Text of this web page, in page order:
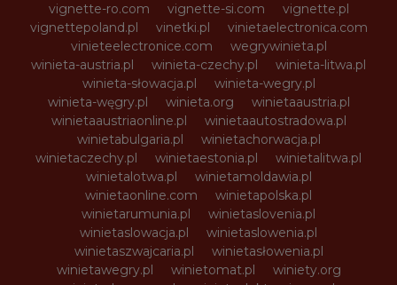
vignette-ro.com
vignette-si.com
vignette.pl
vignettepoland.pl
vinetki.pl
vinietaelectronica.com
vinieteelectronice.com
wegrywinieta.pl
winieta-austria.pl
winieta-czechy.pl
winieta-litwa.pl
winieta-słowacja.pl
winieta-wegry.pl
winieta-węgry.pl
winieta.org
winietaaustria.pl
winietaaustriaonline.pl
winietaautostradowa.pl
winietabulgaria.pl
winietachorwacja.pl
winietaczechy.pl
winietaestonia.pl
winietalitwa.pl
winietalotwa.pl
winietamoldawia.pl
winietaonline.com
winietapolska.pl
winietarumunia.pl
winietaslovenia.pl
winietaslowacja.pl
winietaslowenia.pl
winietaszwajcaria.pl
winietasłowenia.pl
winietawegry.pl
winietomat.pl
winiety.org